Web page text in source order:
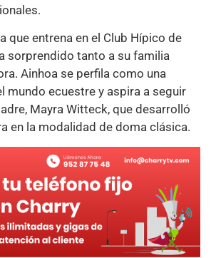
que entrena en el Club Hípico de
sorprendido tanto a su familia
Ainhoa se perfila como una
mundo ecuestre y aspira a seguir
Mayra Witteck, que desarrolló
en la modalidad de doma clásica.